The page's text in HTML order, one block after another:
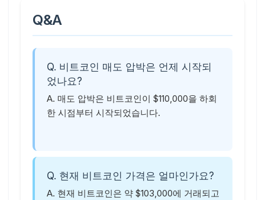
Q&A
Q. 비트코인 매도 압박은 언제 시작되
었나요?
A. 매도 압박은 비트코인이 $110,000을 하회
한 시점부터 시작되었습니다.
Q. 현재 비트코인 가격은 얼마인가요?
A. 현재 비트코인은 약 $103,000에 거래되고